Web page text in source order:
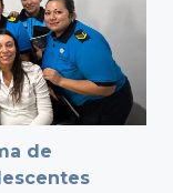
de